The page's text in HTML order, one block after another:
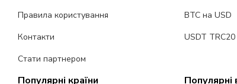
Правила користування
Контакти
Стати партнером
BTC на USD
USDT
Популярні країни Популярні